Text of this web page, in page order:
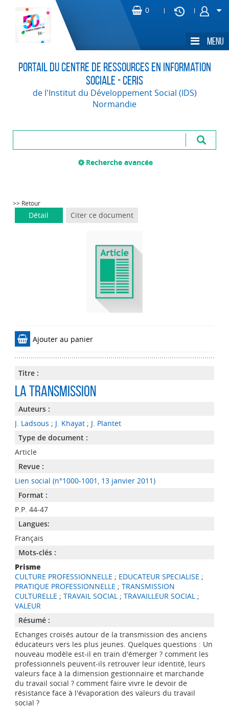
Portail du Centre de Ressources en Information
Sociale - CERIS
de l'Institut du Développement Social (IDS)
Normandie
Recherche avancée
>> Retour
Détail Citer ce document
Ajouter au panier
Titre :
La transmission
Auteurs :
J. Ladsous ; J. Khayat; J. Plantet
Type de document :
Article
Revue :
Lien social (n°1000-1001, 13 janvier 2011)
Format :
P.P. 44-47
Langues:
Français
Mots-clés :
Prisme
CULTURE PROFESSIONNELLE ; EDUCATEUR SPECIALISE ;
PRATIQUE PROFESSIONNELLE ; TRANSMISSION
CULTURELLE ; TRAVAIL SOCIAL; TRAVAILLEUR SOCIAL;
VALEUR
Résumé :
Echanges croisés autour de la transmission des anciens
éducateurs vers les plus jeunes. Quelques questions : Un
nouveau modèle est-il en train d'émerger ? comment les
professionnels peuvent-ils retrouver leur identité, leurs
valeurs face à la dimension gestionnaire et marchande
du travail social ? comment faire vivre le devoir de
résistance face à l'évaporation des valeurs du travail
social ?